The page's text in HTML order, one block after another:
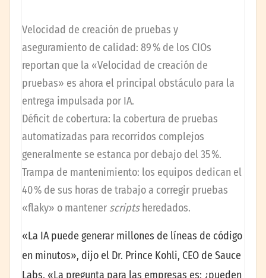
Velocidad de creación de pruebas y
aseguramiento de calidad: 89 % de los CIOs
reportan que la «Velocidad de creación de
pruebas» es ahora el principal obstáculo para la
entrega impulsada por IA.
Déficit de cobertura: la cobertura de pruebas
automatizadas para recorridos complejos
generalmente se estanca por debajo del 35 %.
Trampa de mantenimiento: los equipos dedican el
40 % de sus horas de trabajo a corregir pruebas
«flaky» o mantener scriptsheredados.
«La IA puede generar millones de líneas de código
en minutos», dijo el Dr. Prince Kohli, CEO de Sauce
Labs. «La pregunta para las empresas es: ¿pueden